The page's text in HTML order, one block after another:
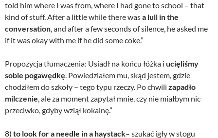
told him where I was from, where I had gone to school – that
kind of stuff. After a little while there wasa lull in the
conversation, and after a few seconds of silence, he asked me
if it was okay with me if he did some coke.”
Propozycja tłumaczenia: Usiadł na końcu łóżka i ucięliśmy
sobie pogawędkę. Powiedziałem mu, skąd jestem, gdzie
chodziłem do szkoły – tego typu rzeczy. Po chwili zapadło
milczenie, ale za moment zapytał mnie, czy nie miałbym nic
przeciwko, gdyby wziął kokainę.”
8) to look for a needle in a haystack– szukać igły w stogu